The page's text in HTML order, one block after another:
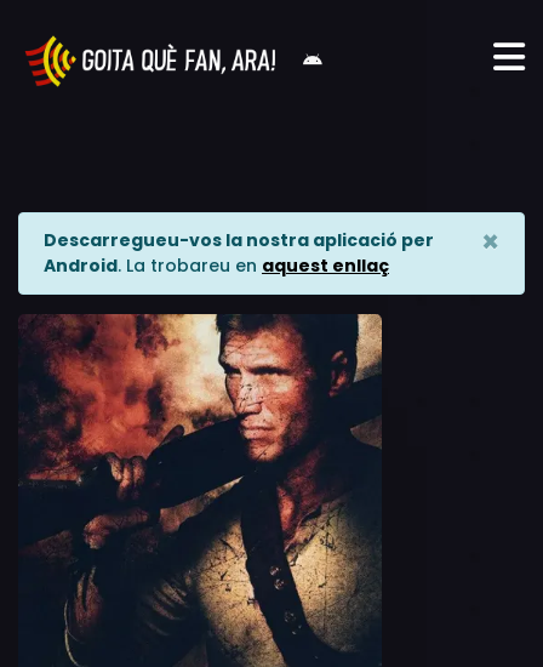
Descarregueu-vos la nostra aplicació per
Android. La trobareu en aquest enllaç
×